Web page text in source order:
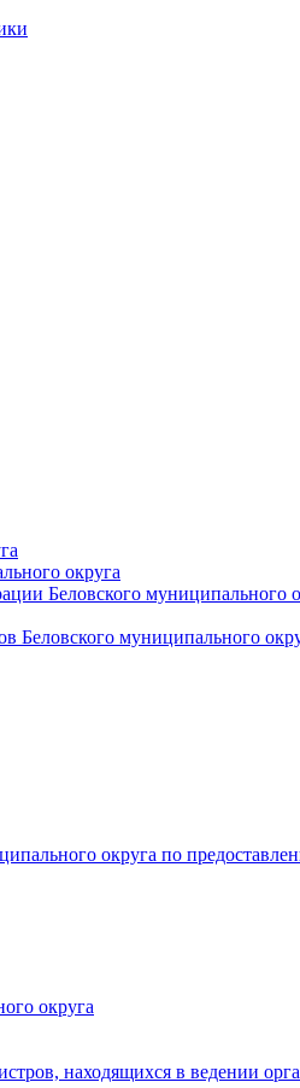
округа
Беловского муниципального
Беловского муниципального
округа по
округа
находящихся в ведении